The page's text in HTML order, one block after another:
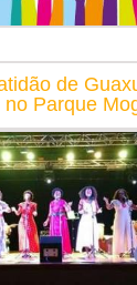
de
Parque